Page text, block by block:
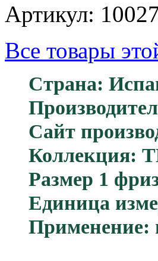
Артикул:
Все товары
Страна:
Сайт
Коллекция:
Размер 1
Единица
Применение: